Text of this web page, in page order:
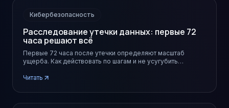
Кибербезопасность
Расследование утечки данных: первые 72
часа решают всё
Первые 72 часа после утечки определяют масштаб
ущерба. Как действовать по шагам и не усугубить
Читать